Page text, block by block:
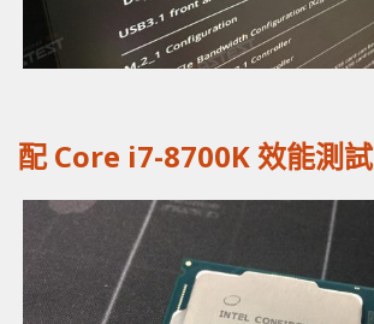
配 Core i7-8700K 效能測試